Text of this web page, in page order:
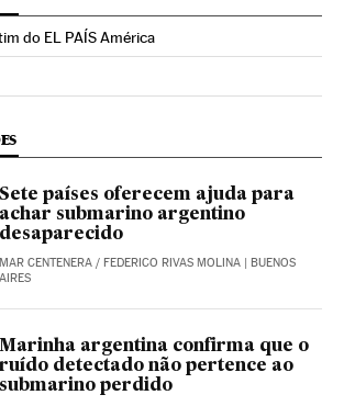
do EL PAÍS América
Brasil en Twitter
El País Brasil en Instagram
El País Brasil en Facebook
Sete países oferecem ajuda para
achar submarino argentino
desaparecido
MAR CENTENERA / FEDERICO RIVAS MOLINA | BUENOS
AIRES
Marinha argentina confirma que o
ruído detectado não pertence ao
submarino perdido